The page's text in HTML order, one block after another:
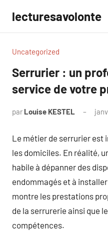
contenu
lecturesavolonte
Uncategorized
Serrurier : un
service de votre
par Louise KESTEL
Le métier de serrurier est
les domiciles. En réalité,
habile à dépanner des
endommagés et à
montre les prestations
de la serrurerie ainsi que
compétences.